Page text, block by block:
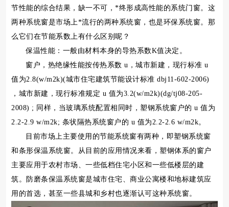
节性能的综合结果，缺一不可，*终形成高性能的系统门窗。这
两种系统窗是市场上*流行的两种系统窗，也是环保系统窗。那
么它们在节能系数上有什么区别呢？
保温性能：一般由材料本身的导热系数K值决定。
窗户，热绝缘性能按传热系数 u，城市新建，现行标准 u
值为2.8(w/m2k)(城市住宅建筑节能设计标准 dbj11-602-2006)
，城市新建，现行标准规定 u 值为3.2(w/m2k)(dg/tj08-205-
2008) ; 同样，当玻璃系统配置相同时，塑钢系统窗户的 u 值为
2.2-2.9 w/m2k; 条状隔热系统窗户的 u 值为2.2-2.6 w/m2k。
目前市场上主要使用的节能系统窗有两种，即塑钢系统窗
和条形保温系统窗。从目前的应用情况来看，塑钢体系的窗户
主要应用于农村市场、一些低档住宅小区和一些低楼层的建
筑。防磨条保温系统窗是城市住宅、商业公寓楼和地标建筑应
用的首选，甚至一些县城和乡村也逐渐认可这种系统窗。